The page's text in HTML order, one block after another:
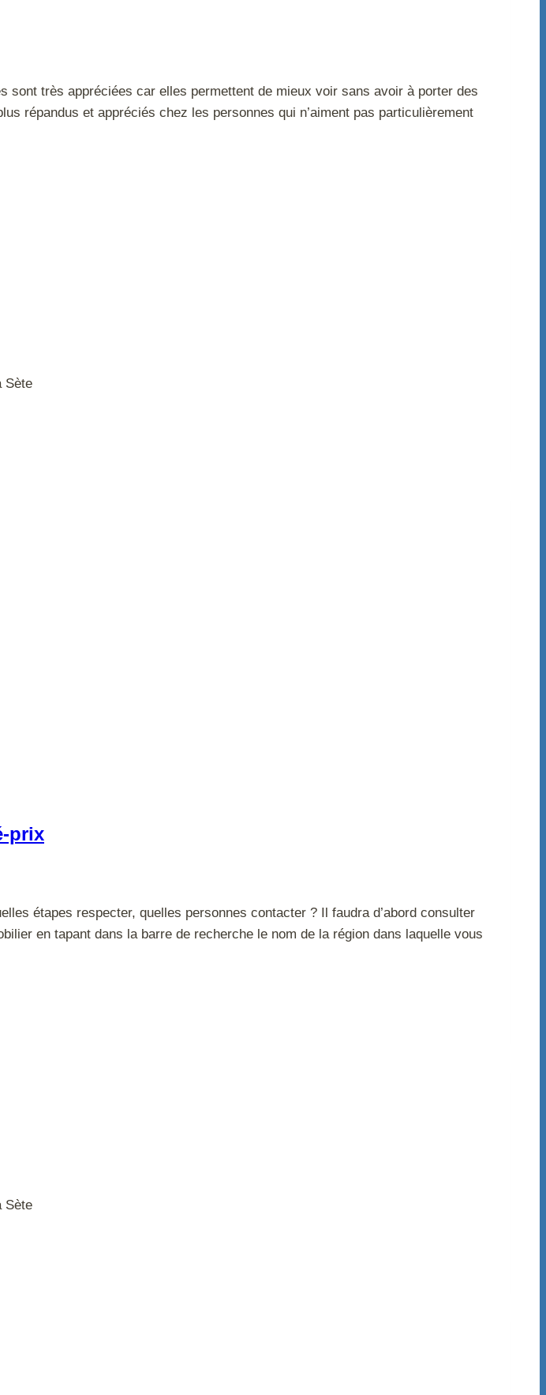
très appréciées car elles permettent de mieux voir sans avoir à porter des
répandus et appréciés chez les personnes qui n’aiment pas particulièrement
Sète
prix
étapes respecter, quelles personnes contacter ? Il faudra d’abord consulter
en tapant dans la barre de recherche le nom de la région dans laquelle vous
Sète